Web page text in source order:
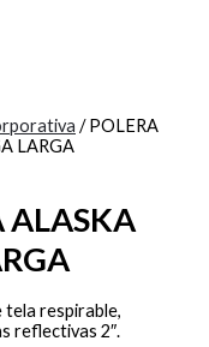
/ POLERA
LARGA
ALASKA
tela respirable,
reflectivas 2″.